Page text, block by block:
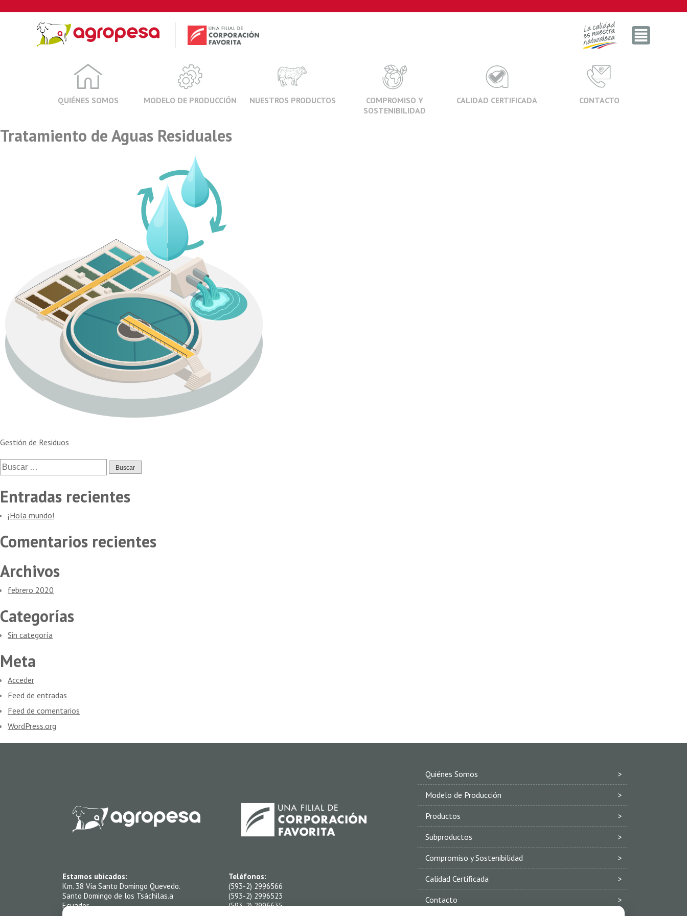
to
QUIÉNES SOMOS MODELO DE PRODUCCIÓN NUESTROS PRODUCTOS
COMPROMISO Y
SOSTENIBILIDAD
CALIDAD CERTIFICADA CONTACTO
Tratamiento de Aguas Residuales
Navegación
de
entradas
Gestión de Residuos
Buscar:
Entradas recientes
¡Hola mundo!
Comentarios recientes
Archivos
febrero 2020
Categorías
Sin categoría
Meta
Acceder
Feed de entradas
Feed de comentarios
WordPress.org
Estamos ubicados:
Km. 38 Vía Santo Domingo Quevedo.
Santo Domingo de los Tsáchilas.a
Ecuador
Teléfonos:
(593-2) 2996566
(593-2) 2996523
(593-2) 2996635
Quiénes Somos
Modelo de Producción
Productos
Subproductos
Compromiso y Sostenibilidad
Calidad Certificada
Contacto